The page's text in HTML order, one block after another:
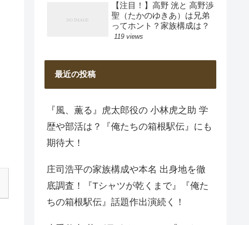
【注目！】高野 洸と 高野渉
聖（たかのゆきあ）は兄弟
ってホント？家族構成は？
119 views
最近の投稿
『風、薫る』虎太郎役の 小林虎之助 学
歴や部活は？『俺たちの箱根駅伝』にも
期待大！
庄司浩平の家族構成や本名 出身地を徹
底調査！『Tシャツが乾くまで』『俺た
ちの箱根駅伝』話題作出演続く！